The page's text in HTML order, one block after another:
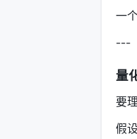
一
---
量
要
假